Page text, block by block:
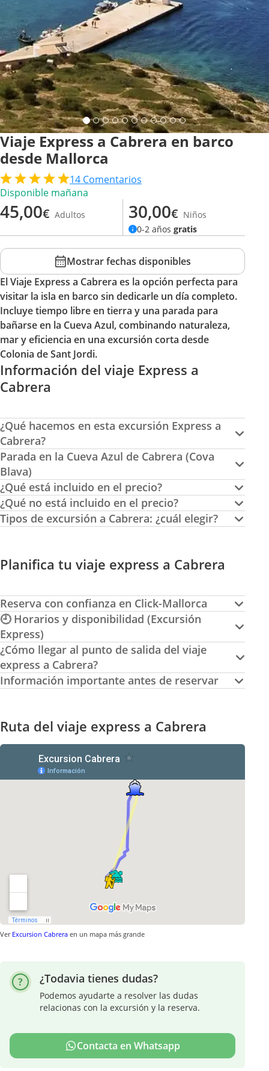
Viaje Express a Cabrera en barco
desde Mallorca
14 Comentarios
Disponible mañana
45,00€ Adultos 30,00€ Niños
0-2 años gratis
Mostrar fechas disponibles
El Viaje Express a Cabrera es la opción perfecta para
visitar la isla en barco sin dedicarle un día completo.
Incluye tiempo libre en tierra y una parada para
bañarse en la Cueva Azul, combinando naturaleza,
mar y eficiencia en una excursión corta desde
Colonia de Sant Jordi.
Información del viaje Express a
Cabrera
¿Qué hacemos en esta excursión Express a
Cabrera?
Parada en la Cueva Azul de Cabrera (Cova
Blava)
¿Qué está incluido en el precio?
¿Qué no está incluido en el precio?
Tipos de excursión a Cabrera: ¿cuál elegir?
Planifica tu viaje express a Cabrera
Reserva con confianza en Click-Mallorca
🕘 Horarios y disponibilidad (Excursión
Express)
¿Cómo llegar al punto de salida del viaje
express a Cabrera?
Información importante antes de reservar
Ruta del viaje express a Cabrera
Ver Excursion Cabrera en un mapa más grande
¿Todavia tienes dudas?
Podemos ayudarte a resolver las dudas
relacionas con la excursión y la reserva.
Contacta en Whatsapp